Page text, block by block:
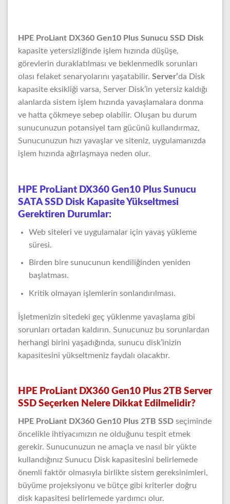
HPE ProLiant DX360 Gen10 Plus Sunucu SSD Disk
kapasite yetersizliğinde işlem hızında düşüşe,
görevlerin duraklatılması ve beklenmedik sorunları
olası felaket senaryolarını yaşatabilir. Server’da Disk
kapasite eksikliği varsa, Server Disk’in yetersiz kaldığı
alanlarda sistem işlem hızında yavaşlamalara donma
ve hatta çökmeye sebep olabilir. Oluşan bu durum
sunucunuzun potansiyel tam gücünü kullandırmaz,
Sunucunuzun hızı yavaşlar ve siteniz, uygulamanızda
işlem hızında ağırlaşmaya neden olur.
HPE ProLiant DX360 Gen10 Plus Sunucu
SATA SSD Disk Kapasite Yükseltmesi
Gerektiren Durumlar:
Web siteleri ve uygulamalar için yavaş yükleme
süresi.
Birden bire sunucunun kendiliğinden yeniden
başlatması.
Kritik olmayan işlemlerin sonlandırılması.
İşletmenizin sitedeki geç yüklenme yavaşlama gibi
sorunları ortadan kaldırın. Sunucunuz bu sorunlardan
herhangi birini yaşadığında, sunucu disk’inizin
kapasitesini yükseltmeniz faydalı olacaktır.
HPE ProLiant DX360 Gen10 Plus 2TB Server
SSD Seçerken Nelere Dikkat Edilmelidir?
HPE ProLiant DX360 Gen10 Plus 2TB SSD seçiminde
öncelikle ihtiyacımızın ne olduğunu tespit etmek
gerekir. Sunucunuzun ne amaçla ve nasıl bir yükte
kullandığınız Sunucu Disk kapasitesini belirlemede
önemli faktör olmasıyla birlikte sistem gereksinimleri,
büyüme projeksiyonu ve bütçe gibi kriterler doğru
disk kapasitesi belirlemede yardımcı olur.